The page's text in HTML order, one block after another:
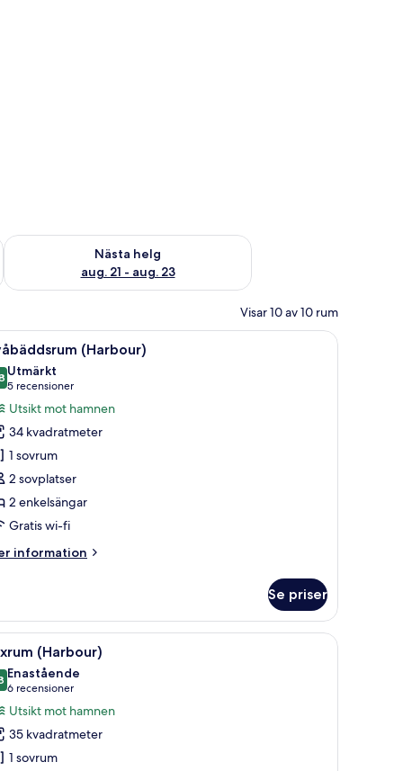
aug. 14 - aug. 16
Nästa helg
aug. 21 - aug. 23
Kontrollera tillgängligheten för nästa helg aug. 21 - aug. 23
Visar 10 av 10 rum
ett skrivbord, ett litet bord och ett badrum.Ett modernt hotellrum med två sängar, ett
6 (Harbour)
av 10
Utmärkt
5 recensioner
(5 recensioner)
Utsikt mot hamnen
34 kvadratmeter
1 sovrum
2 sovplatser
2 enkelsängar
Gratis wi-fi
information
Se priser
ett skrivbord, en stol och ett stort fönster med utsikt över staden.
Ett modernt hotellrum med en stor säng,
7 (Harbour)
av 10
Enastående
6 recensioner
(6 recensioner)
Utsikt mot hamnen
35 kvadratmeter
1 sovrum